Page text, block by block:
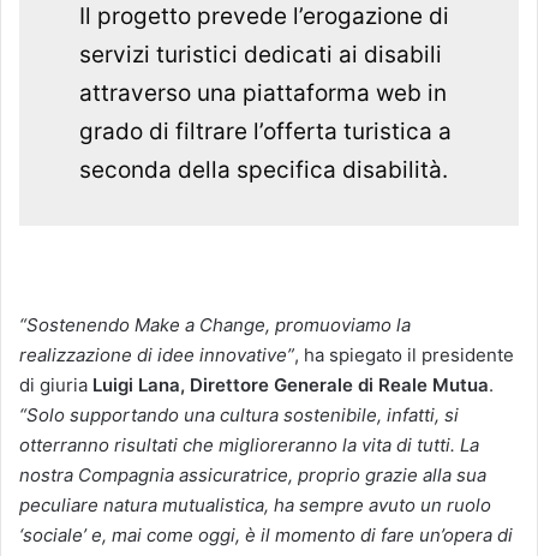
Il progetto prevede l’erogazione di
servizi turistici dedicati ai disabili
attraverso una piattaforma web in
grado di filtrare l’offerta turistica a
seconda della specifica disabilità.
“Sostenendo Make a Change, promuoviamo la
realizzazione di idee innovative”, ha spiegato il presidente
di giuria Luigi Lana, Direttore Generale di Reale Mutua.
“Solo supportando una cultura sostenibile, infatti, si
otterranno risultati che miglioreranno la vita di tutti. La
nostra Compagnia assicuratrice, proprio grazie alla sua
peculiare natura mutualistica, ha sempre avuto un ruolo
‘sociale’ e, mai come oggi, è il momento di fare un’opera di